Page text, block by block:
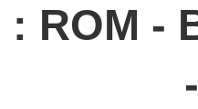
: ROM -